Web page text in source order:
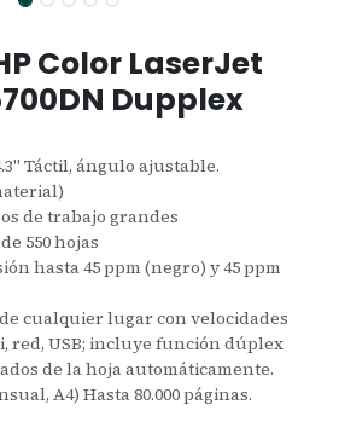
Color LaserJet
Dupplex
Táctil, ángulo ajustable.
de trabajo grandes
550 hojas
hasta 45 ppm (negro) y 45 ppm
cualquier lugar con velocidades
red, USB; incluye función dúplex
de la hoja automáticamente.
A4) Hasta 80.000 páginas.